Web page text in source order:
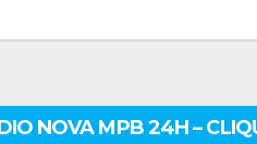
NOVA MPB 24H –